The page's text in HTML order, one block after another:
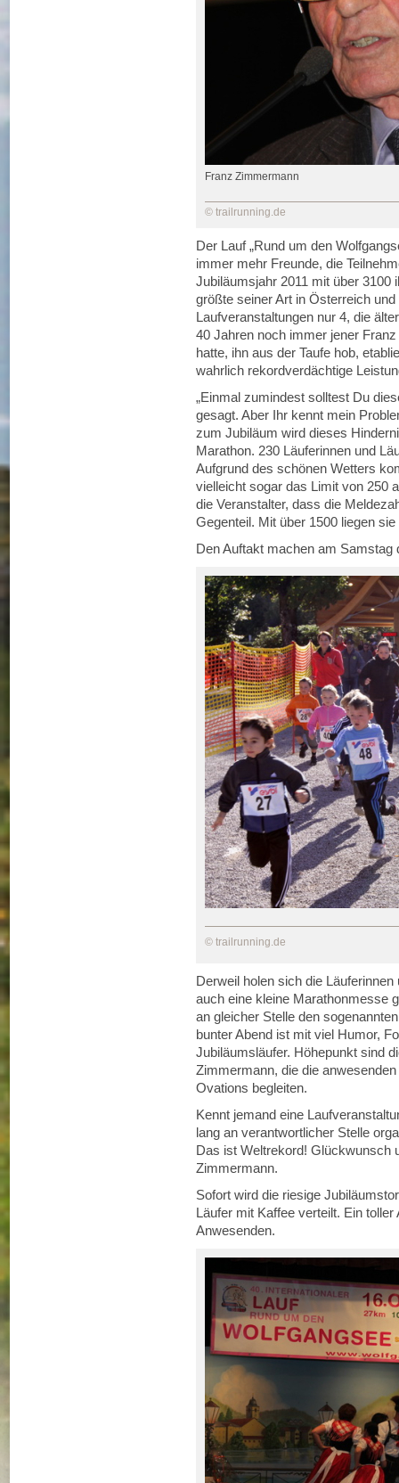
Franz Zimmermann
© trailrunning.de
Der Lauf „Rund um den
immer mehr Freunde, die
Jubiläumsjahr 2011 mit über 3100
größte seiner Art in Österreich
Laufveranstaltungen nur 4, die
40 Jahren noch immer jener
hatte, ihn aus der Taufe hob,
wahrlich rekordverdächtige
„Einmal zumindest solltest Du
gesagt. Aber Ihr kennt mein
zum Jubiläum wird dieses
Marathon. 230 Läuferinnen und
Aufgrund des schönen Wetters
vielleicht sogar das Limit von 250
die Veranstalter, dass die
Gegenteil. Mit über 1500 liegen
Den Auftakt machen am Samstag
© trailrunning.de
Derweil holen sich die
auch eine kleine Marathonmesse
an gleicher Stelle den
bunter Abend ist mit viel Humor,
Jubiläumsläufer. Höhepunkt sind
Zimmermann, die die
Ovations begleiten.
Kennt jemand eine
lang an verantwortlicher Stelle
Das ist Weltrekord! Glückwunsch
Zimmermann.
Sofort wird die riesige
Läufer mit Kaffee verteilt. Ein
Anwesenden.